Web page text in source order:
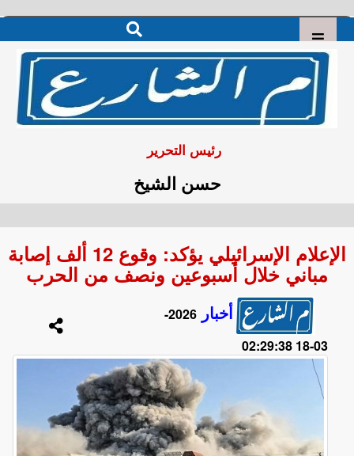
رئيس التحرير
حسن الشيخ
الإعلام الإسرائيلي يؤكد: وقوع 12 ألف إصابة
مباني خلال أسبوعين ونصف من الحرب
أخبار
2026-
03-18 02:29:38